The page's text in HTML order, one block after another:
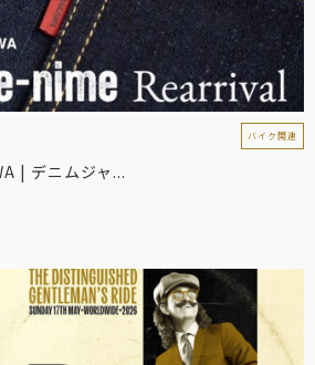
バイク関連
| デニムジャ...